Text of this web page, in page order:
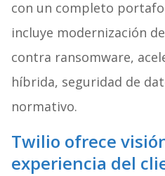
con un completo
incluye modernización
contra ransomware,
híbrida, seguridad de
normativo.
Twilio ofrece
experiencia del